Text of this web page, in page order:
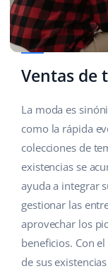
Ventas de
La moda es
como la rápida
colecciones de
existencias se
ayuda a integrar
gestionar las
aprovechar los
beneficios. Con
de sus